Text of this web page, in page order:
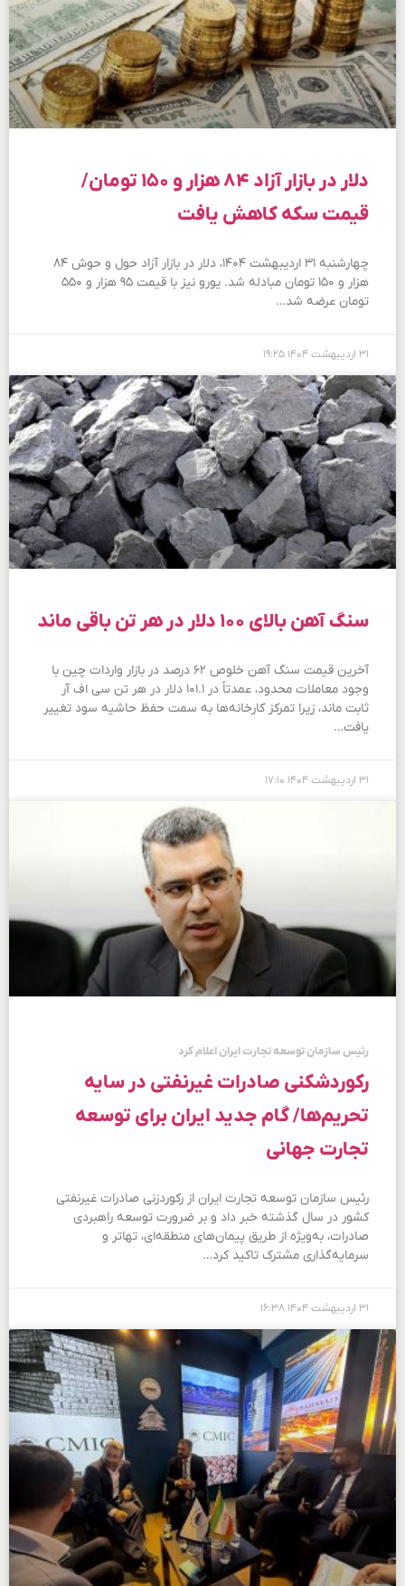
دلار در بازار آزاد ۸۴ هزار و ۱۵۰ تومان/
قیمت سکه کاهش یافت
چهارشنبه ۳۱ اردیبهشت ۱۴۰۴، دلار در بازار آزاد حول و حوش ۸۴
هزار و ۱۵۰ تومان مبادله شد. یورو نیز با قیمت ۹۵ هزار و ۵۵۰
تومان عرضه شد…
۳۱ اردیبهشت ۱۴۰۴ ۱۹:۲۵
سنگ آهن بالای ۱۰۰ دلار در هر تن باقی ماند
آخرین قیمت‌ سنگ آهن خلوص ۶۲ درصد در بازار واردات چین با
وجود معاملات محدود، عمدتاً در ۱۰۱.۱ دلار در هر تن سی اف آر
ثابت ماند، زیرا تمرکز کارخانه‌ها به سمت حفظ حاشیه سود تغییر
یافت…
۳۱ اردیبهشت ۱۴۰۴ ۱۷:۱۰
رئیس سازمان توسعه تجارت ایران اعلام کرد
رکوردشکنی صادرات غیرنفتی در سایه
تحریم‌ها/ گام جدید ایران برای توسعه
تجارت جهانی
رئیس سازمان توسعه تجارت ایران از رکوردزنی صادرات غیرنفتی
کشور در سال گذشته خبر داد و بر ضرورت توسعه راهبردی
صادرات، به‌ویژه از طریق پیمان‌های منطقه‌ای، تهاتر و
سرمایه‌گذاری مشترک تاکید کرد…
۳۱ اردیبهشت ۱۴۰۴ ۱۶:۳۸